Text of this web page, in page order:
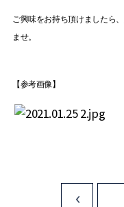
ご興味をお持ち頂けましたら、
ませ。
【参考画像】